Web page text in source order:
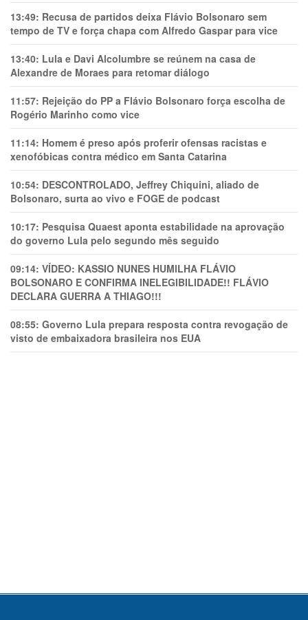
13:49: Recusa de partidos deixa Flávio Bolsonaro sem
tempo de TV e força chapa com Alfredo Gaspar para vice
13:40: Lula e Davi Alcolumbre se reúnem na casa de
Alexandre de Moraes para retomar diálogo
11:57: Rejeição do PP a Flávio Bolsonaro força escolha de
Rogério Marinho como vice
11:14: Homem é preso após proferir ofensas racistas e
xenofóbicas contra médico em Santa Catarina
10:54: DESCONTROLADO, Jeffrey Chiquini, aliado de
Bolsonaro, surta ao vivo e FOGE de podcast
10:17: Pesquisa Quaest aponta estabilidade na aprovação
do governo Lula pelo segundo mês seguido
09:14: VÍDEO: KASSIO NUNES HUMlLHA FLÁVIO
BOLSONARO E CONFIRMA INELEGIBILIDADE!! FLÁVIO
DECLARA GUERRA A THIAGO!!!
08:55: Governo Lula prepara resposta contra revogação de
visto de embaixadora brasileira nos EUA